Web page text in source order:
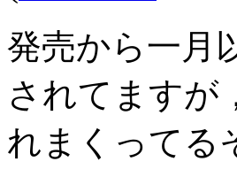
発売から一月
されてますが
れまくってる